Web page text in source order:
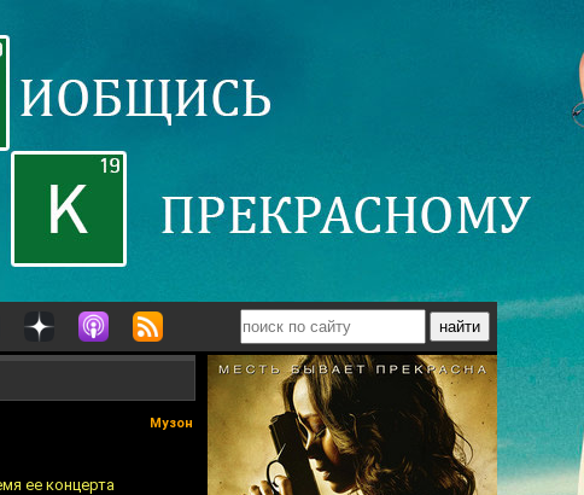
Музон
ее концерта